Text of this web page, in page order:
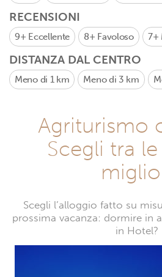
RECENSIONI
9+ Eccellente 8+ Favoloso 7+
DISTANZA DAL CENTRO
Meno di 1 km Meno di 3 km
Agriturismo
Scegli tra
Scegli l’alloggio fatto su
prossima vacanza: dormire in
in Hotel?